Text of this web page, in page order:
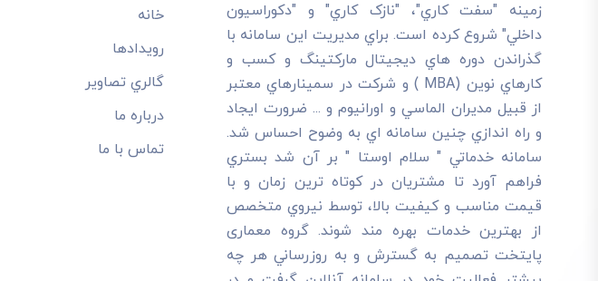
زمينه "سفت کاري"، "نازک کاري" و "دکوراسيون
داخلي" شروع کرده است. براي مديريت اين سامانه با
گذراندن دوره هاي ديجيتال مارکتينگ و کسب و
کارهاي نوين (MBA ) و شرکت در سمينارهاي معتبر
از قبيل مديران الماسي و اورانيوم و ... ضرورت ايجاد
و راه اندازي چنين سامانه اي به وضوح احساس شد.
سامانه خدماتي " سلام اوستا " بر آن شد بستري
فراهم آورد تا مشتريان در کوتاه ترين زمان و با
قيمت مناسب و کيفيت بالا، توسط نيروي متخصص
از بهترين خدمات بهره مند شوند. گروه معماری
پایتخت تصميم به گسترش و به روزرساني هر چه
خانه
رويدادها
گالري تصاوير
درباره ما
تماس با ما